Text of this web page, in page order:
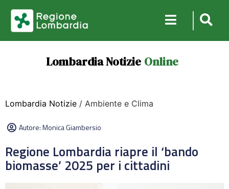
Lombardia Notizie Online
Lombardia Notizie / Ambiente e Clima
Autore:Monica Giambersio
Regione Lombardia riapre il ‘bando
biomasse’ 2025 per i cittadini